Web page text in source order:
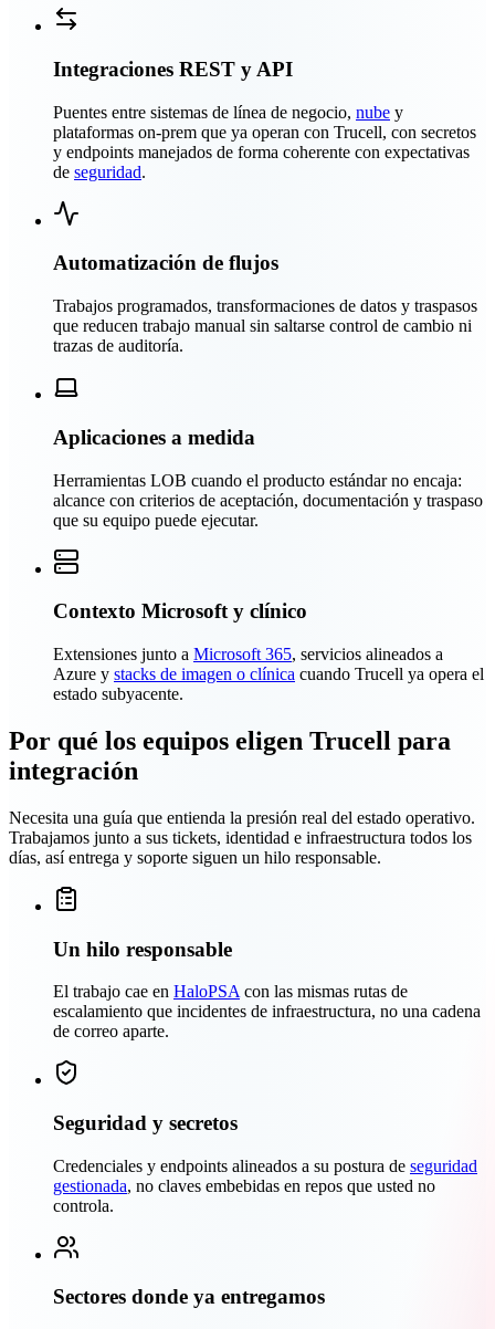
Integraciones REST y API
Puentes entre sistemas de línea de negocio, nube y
plataformas on‑prem que ya operan con Trucell, con secretos
y endpoints manejados de forma coherente con expectativas
de seguridad.
Automatización de flujos
Trabajos programados, transformaciones de datos y traspasos
que reducen trabajo manual sin saltarse control de cambio ni
trazas de auditoría.
Aplicaciones a medida
Herramientas LOB cuando el producto estándar no encaja:
alcance con criterios de aceptación, documentación y traspaso
que su equipo puede ejecutar.
Contexto Microsoft y clínico
Extensiones junto a Microsoft 365, servicios alineados a
Azure y stacks de imagen o clínica cuando Trucell ya opera el
estado subyacente.
Por qué los equipos eligen Trucell para
integración
Necesita una guía que entienda la presión real del estado operativo.
Trabajamos junto a sus tickets, identidad e infraestructura todos los
días, así entrega y soporte siguen un hilo responsable.
Un hilo responsable
El trabajo cae en HaloPSA con las mismas rutas de
escalamiento que incidentes de infraestructura, no una cadena
de correo aparte.
Seguridad y secretos
Credenciales y endpoints alineados a su postura de seguridad
gestionada, no claves embebidas en repos que usted no
controla.
Sectores donde ya entregamos